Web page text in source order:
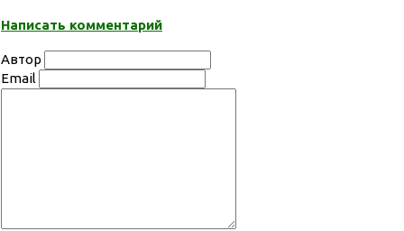
Написать комментарий
Автор
Email